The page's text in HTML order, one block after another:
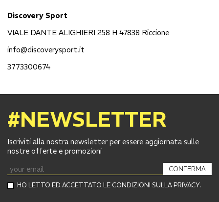
Discovery Sport
VIALE DANTE ALIGHIERI 258 H 47838 Riccione
info@discoverysport.it
3773300674
#NEWSLETTER
Iscriviti alla nostra newsletter per essere aggiornata sulle
nostre offerte e promozioni
HO LETTO ED ACCETTATO LE CONDIZIONI SULLA PRIVACY.
CONFERMA